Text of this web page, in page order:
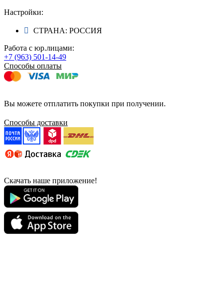
Настройки:
СТРАНА: РОССИЯ
Работа с юр.лицами:
+7 (963) 501-14-49
Способы оплаты
Вы можете отплатить покупки при получении.
Способы доставки
Скачать наше приложение!